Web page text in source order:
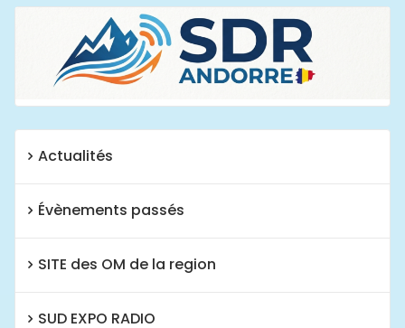
Actualités
Évènements passés
SITE des OM de la region
SUD EXPO RADIO